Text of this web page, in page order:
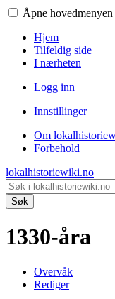
Åpne hovedmenyen
Hjem
Tilfeldig side
I nærheten
Logg inn
Innstillinger
Om
Forbehold
lokalhistoriewiki.no
Søk
1330-åra
Overvåk
Rediger